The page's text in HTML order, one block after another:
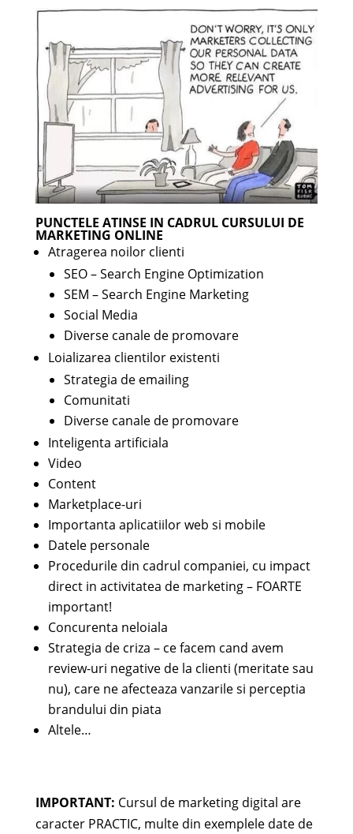
PUNCTELE ATINSE IN CADRUL CURSULUI DE
MARKETING ONLINE
Atragerea noilor clienti
SEO – Search Engine Optimization
SEM – Search Engine Marketing
Social Media
Diverse canale de promovare
Loializarea clientilor existenti
Strategia de emailing
Comunitati
Diverse canale de promovare
Inteligenta artificiala
Video
Content
Marketplace-uri
Importanta aplicatiilor web si mobile
Datele personale
Procedurile din cadrul companiei, cu impact
direct in activitatea de marketing – FOARTE
important!
Concurenta neloiala
Strategia de criza – ce facem cand avem
review-uri negative de la clienti (meritate sau
nu), care ne afecteaza vanzarile si perceptia
brandului din piata
Altele…
IMPORTANT: Cursul de marketing digital are
caracter PRACTIC, multe din exemplele date de